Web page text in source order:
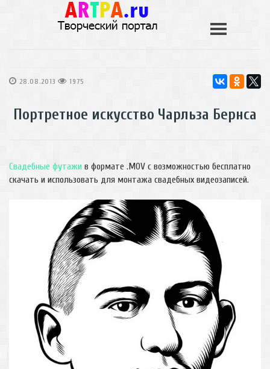
28.08.2013 1975
Портретное искусство Чарльза Бернса
Свадебные футажи в формате .MOV с возможностью бесплатно
скачать и использовать для монтажа свадебных видеозаписей.